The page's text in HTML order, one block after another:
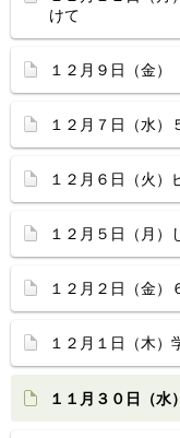
けて
１２月９日（金
１２月７日（水）
１２月６日（火）
１２月５日（月）
１２月２日（金）
１２月１日（木）
１１月３０日（